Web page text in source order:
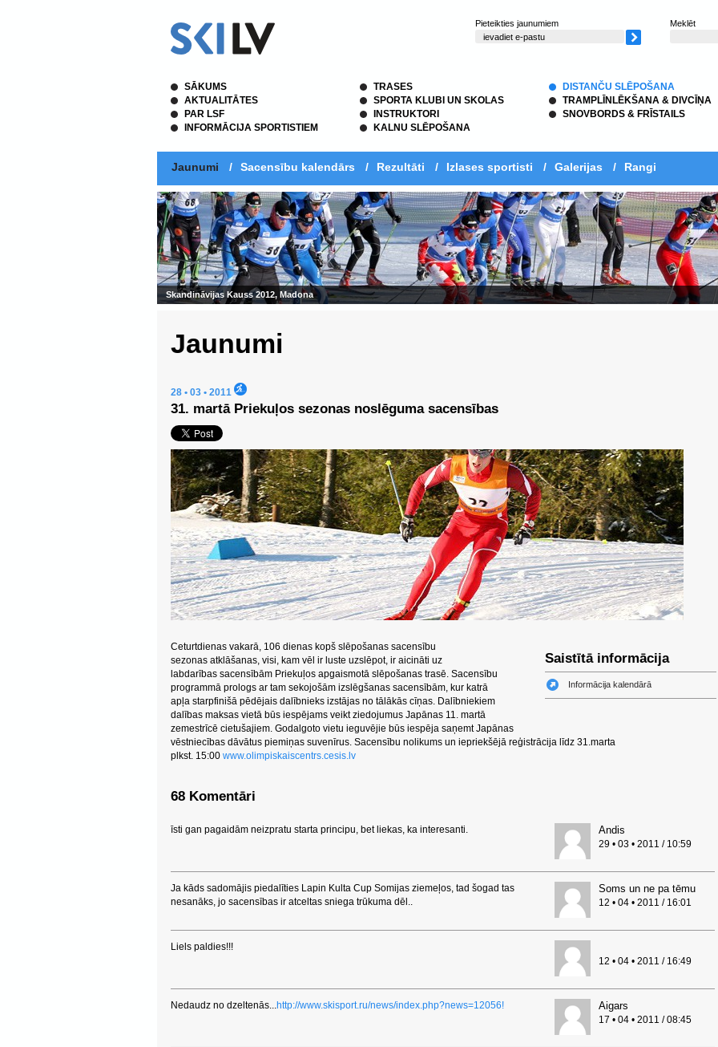
Pieteikties jaunumiem Meklēt
SĀKUMS
AKTUALITĀTES
PAR LSF
INFORMĀCIJA SPORTISTIEM
TRASES
SPORTA KLUBI UN SKOLAS
INSTRUKTORI
KALNU SLĒPOŠANA
DISTANČU SLĒPOŠANA
TRAMPLĪNLĒKŠANA & DIVCĪŅA
SNOVBORDS & FRĪSTAILS
Jaunumi / Sacensību kalendārs / Rezultāti / Izlases sportisti / Galerijas / Rangi
Jaunumi
28 • 03 • 2011
31. martā Priekuļos sezonas noslēguma sacensības
Saistītā informācija
Informācija kalendārā
Ceturtdienas vakarā, 106 dienas kopš slēpošanas sacensību
sezonas atklāšanas, visi, kam vēl ir luste uzslēpot, ir aicināti uz
labdarības sacensībām Priekuļos apgaismotā slēpošanas trasē. Sacensību
programmā prologs ar tam sekojošām izslēgšanas sacensībām, kur katrā
apļa starpfinišā pēdējais dalībnieks izstājas no tālākās cīņas. Dalībniekiem
dalības maksas vietā būs iespējams veikt ziedojumus Japānas 11. martā
zemestrīcē cietušajiem. Godalgoto vietu ieguvējie būs iespēja saņemt Japānas
vēstniecības dāvātus piemiņas suvenīrus. Sacensību nolikums un iepriekšējā reģistrācija līdz 31.marta
plkst. 15:00 www.olimpiskaiscentrs.cesis.lv
68 Komentāri
īsti gan pagaidām neizpratu starta principu, bet liekas, ka interesanti. Andis
29 • 03 • 2011 / 10:59
Ja kāds sadomājis piedalīties Lapin Kulta Cup Somijas ziemeļos, tad šogad tas
nesanāks, jo sacensības ir atceltas sniega trūkuma dēl..
Soms un ne pa tēmu
12 • 04 • 2011 / 16:01
Liels paldies!!!
12 • 04 • 2011 / 16:49
Nedaudz no dzeltenās...http://www.skisport.ru/news/index.php?news=12056! Aigars
17 • 04 • 2011 / 08:45